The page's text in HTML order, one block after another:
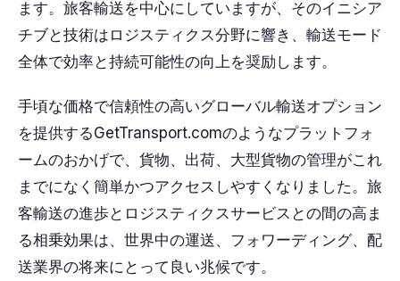
ます。旅客輸送を中心にしていますが、そのイニシア
チブと技術はロジスティクス分野に響き、輸送モード
全体で効率と持続可能性の向上を奨励します。
手頃な価格で信頼性の高いグローバル輸送オプション
を提供するGetTransport.comのようなプラットフォ
ームのおかげで、貨物、出荷、大型貨物の管理がこれ
までになく簡単かつアクセスしやすくなりました。旅
客輸送の進歩とロジスティクスサービスとの間の高ま
る相乗効果は、世界中の運送、フォワーディング、配
送業界の将来にとって良い兆候です。